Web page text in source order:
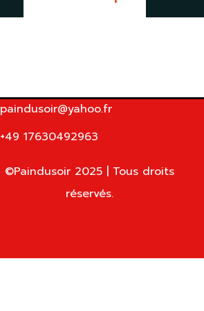
paindusoir@yahoo.fr
+49 17630492963
©Paindusoir 2025 | Tous droits
réservés.